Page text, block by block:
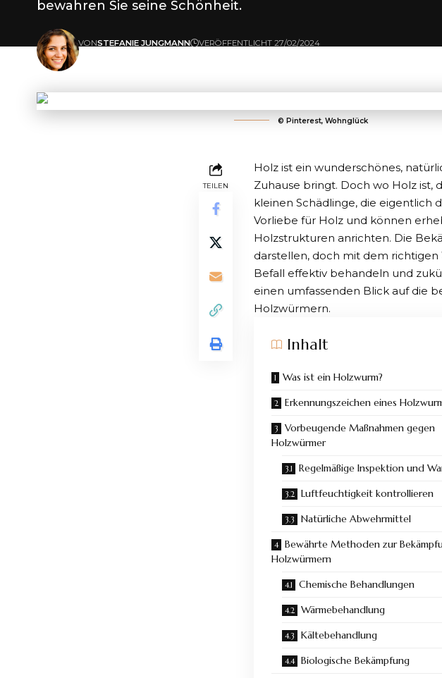
bewahren Sie seine Schönheit.
ZULETZT AKTUALISIERT: 20/02/2024 12:12
VONSTEFANIE JUNGMANN VERÖFFENTLICHT 27/02/2024
© Pinterest, Wohnglück
TEILEN
Holz ist ein wunderschönes,
Zuhause bringt. Doch wo Holz ist,
kleinen Schädlinge, die eigentlich
Vorliebe für Holz und können
Holzstrukturen anrichten. Die
darstellen, doch mit dem richtigen
Befall effektiv behandeln und
einen umfassenden Blick auf die
Holzwürmern.
Inhalt
Was ist ein Holzwurm?
Erkennungszeichen eines
Vorbeugende Maßnahmen gegen
Holzwürmer
Regelmäßige Inspektion und
Luftfeuchtigkeit kontrollieren
Natürliche Abwehrmittel
Bewährte Methoden zur
Holzwürmern
Chemische Behandlungen
Wärmebehandlung
Kältebehandlung
Biologische Bekämpfung